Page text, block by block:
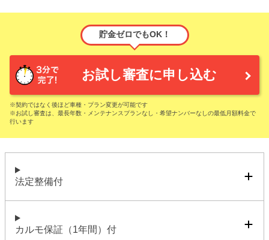
貯金ゼロでもOK！
お試し審査に申し込む
※契約ではなく後ほど車種・プラン変更が可能です
※お試し審査は、最長年数・メンテナンスプランなし・希望ナンバーなしの最低月額料金で
行います
法定整備付
カルモ保証（1年間）付